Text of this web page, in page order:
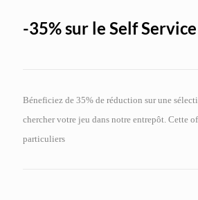
-35% sur le Self Service
Béneficiez de 35% de réduction sur une
chercher votre jeu dans notre entrepôt. Cette
particuliers